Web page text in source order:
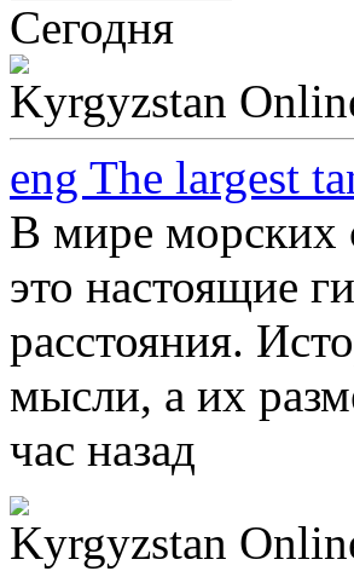
Сегодня
Kyrgyzstan
eng The largest
В мире морских
это настоящие
расстояния.
мысли, а их
час назад
Kyrgyzstan